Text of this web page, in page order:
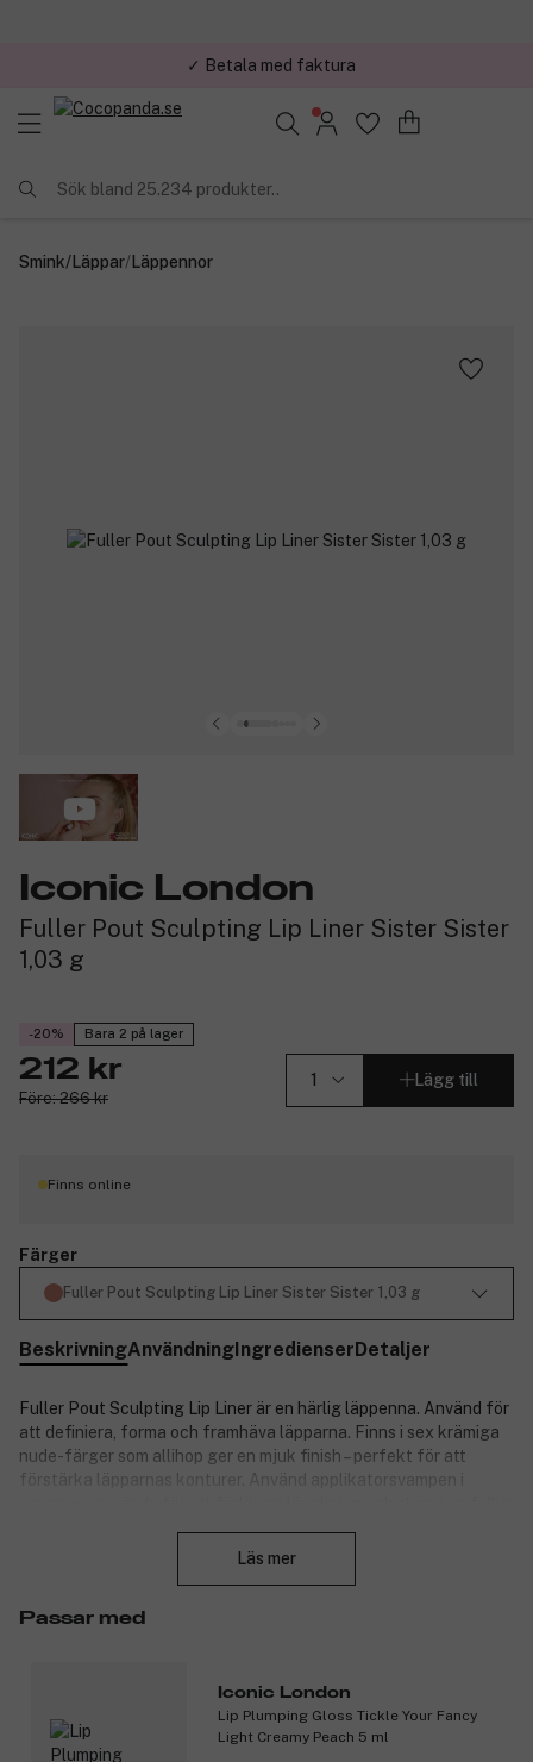
Sök bland 25.234 produkter..
Smink/Läppar/Läppennor
Iconic London
Fuller Pout Sculpting Lip Liner Sister Sister
1,03 g
-20% Bara 2 på lager
212 kr
Före: 266 kr
Lägg till
Finns online
Färger
Fuller Pout Sculpting Lip Liner Sister Sister 1,03 g
BeskrivningAnvändningIngredienserDetaljer
Fuller Pout Sculpting Lip Liner är en härlig läppenna. Använd för
att definiera, forma och framhäva läpparna. Finns i sex krämiga
nude-färger som allihop ger en mjuk finish – perfekt för att
förstärka läpparnas konturer. Använd applikatorsvampen i
dem mjuka och blanka.
Naturliga vax och oljor – ger en krämig, sammetslen
konsistensen och säkerställer att färgen sitter kvar på
Läs mer
Passar med
Iconic London
Lip Plumping Gloss Tickle Your Fancy
Light Creamy Peach 5 ml